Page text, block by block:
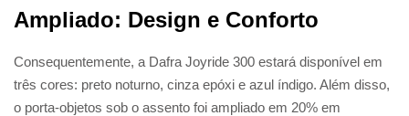
Ampliado: Design e Conforto
Consequentemente, a Dafra Joyride 300 estará disponível em
três cores: preto noturno, cinza epóxi e azul índigo. Além disso,
o porta-objetos sob o assento foi ampliado em 20% em